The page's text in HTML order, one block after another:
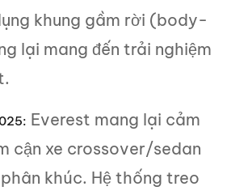
khung gầm rời (body-
lại mang đến trải nghiệm
Everest mang lại cảm
cận xe crossover/sedan
khúc. Hệ thống treo